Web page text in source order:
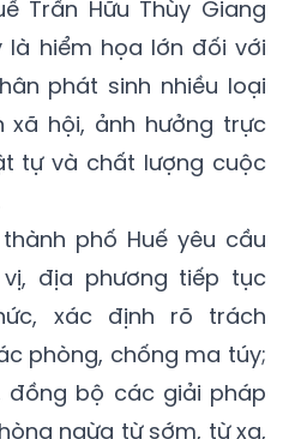
Trần Hữu Thùy Giang
là hiểm họa lớn đối với
phát sinh nhiều loại
hội, ảnh hưởng trực
tự và chất lượng cuộc
thành phố Huế yêu cầu
địa phương tiếp tục
xác định rõ trách
phòng, chống ma túy;
đồng bộ các giải pháp
ngừa từ sớm, từ xa,